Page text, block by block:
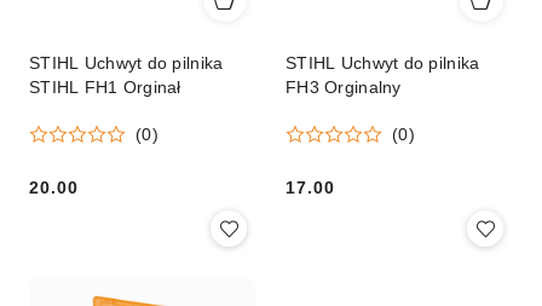
STIHL Uchwyt do pilnika
STIHL FH1 Orginał
(0)
Cena:
20.00
STIHL Uchwyt do pilnika
FH3 Orginalny
(0)
Cena:
17.00